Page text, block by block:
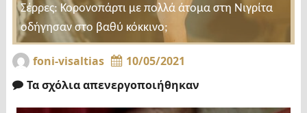
Σέρρες: Κορονοπάρτι με πολλά άτομα στη Νιγρίτα
οδήγησαν στο βαθύ κόκκινο;
foni-visaltias
10/05/2021
Τα σχόλια απενεργοποιήθηκαν